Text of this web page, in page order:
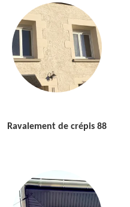
Ravalement de crépis 88